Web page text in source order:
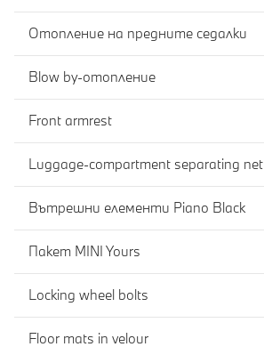
Отопление на предните седалки
Blow by-отопление
Front armrest
Luggage-compartment separating net
Вътрешни елементи Piano Black
Пакет MINI Yours
Locking wheel bolts
Floor mats in velour